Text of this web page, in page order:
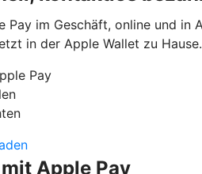
Pay im Geschäft, online und
in der Apple Wallet zu Hause.
Pay
Apple Pay